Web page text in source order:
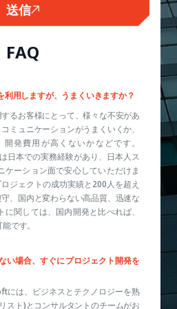
送信
FAQ
利用しますが、うまくいきますか？
るお客様にとって、様々な不安があ
ミュニケーションがうまくいくか、
発費用が高くないかなどです。
日本での実務経験があり、日本人ス
ケーション面で安心していただけま
ジェクトの成功実績と200人を超え
、国内と変わらない高品質、迅速な
関しては、国内開発と比べれば、
です。
い場合、すぐにプロジェクト開発を
には、ビジネスとテクノロジーを熟
スト)とコンサルタントのチームがお